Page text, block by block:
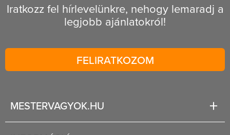
Iratkozz fel hírlevelünkre, nehogy lemaradj a
legjobb ajánlatokról!
FELIRATKOZOM
MESTERVAGYOK.HU